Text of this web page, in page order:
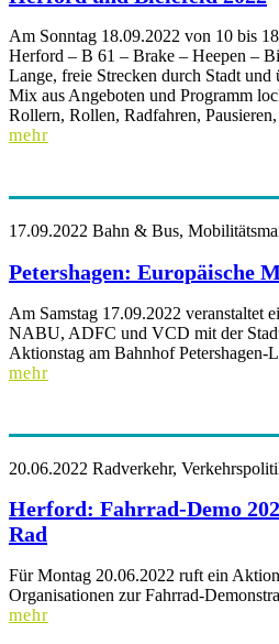
Am Sonntag 18.09.2022 von 10 bis
Herford – B 61 – Brake – Heepen –
Lange, freie Strecken durch Stadt
Mix aus Angeboten und Programm
Rollern, Rollen, Radfahren,
mehr
17.09.2022 Bahn & Bus,
Petershagen: Europäische
Am Samstag 17.09.2022 veranstaltet
NABU, ADFC und VCD mit der Stadt
Aktionstag am Bahnhof Petershagen-
mehr
20.06.2022 Radverkehr,
Herford: Fahrrad-Demo
Rad
Für Montag 20.06.2022 ruft ein
Organisationen zur Fahrrad-
mehr